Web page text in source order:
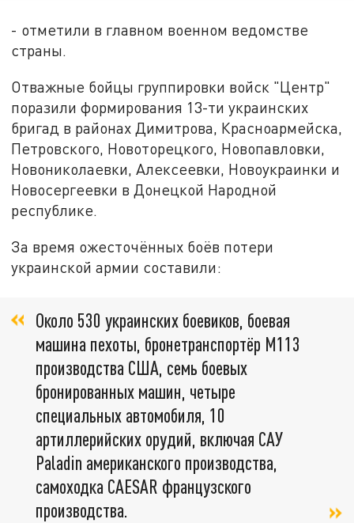
- отметили в главном военном ведомстве
страны.
Отважные бойцы группировки войск "Центр"
поразили формирования 13-ти украинских
бригад в районах Димитрова, Красноармейска,
Петровского, Новоторецкого, Новопавловки,
Новониколаевки, Алексеевки, Новоукраинки и
Новосергеевки в Донецкой Народной
республике.
За время ожесточённых боёв потери
украинской армии составили:
Около 530 украинских боевиков, боевая
машина пехоты, бронетранспортёр М113
производства США, семь боевых
бронированных машин, четыре
специальных автомобиля, 10
артиллерийских орудий, включая САУ
Paladin американского производства,
самоходка CAESAR французского
производства.